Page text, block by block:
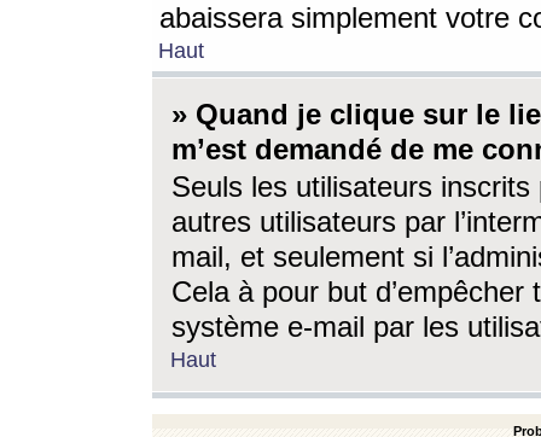
abaissera simplement votre
Haut
» Quand je clique sur le
m’est demandé de me
Seuls les utilisateurs
autres utilisateurs par
mail, et seulement si
Cela à pour but
système e-mail par les
Haut